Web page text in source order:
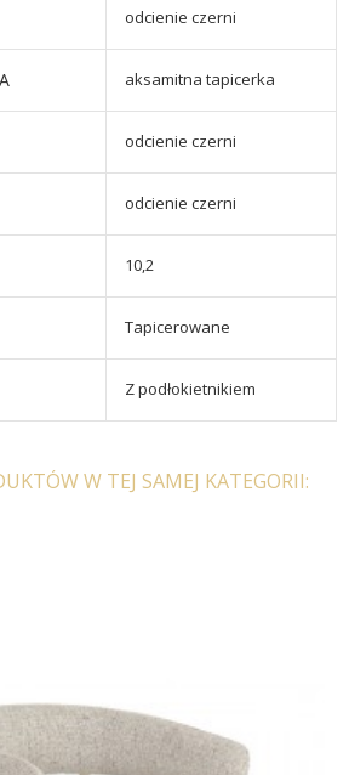
odcienie czerni
aksamitna tapicerka
odcienie czerni
odcienie czerni
10,2
Tapicerowane
Z podłokietnikiem
W TEJ SAMEJ KATEGORII: